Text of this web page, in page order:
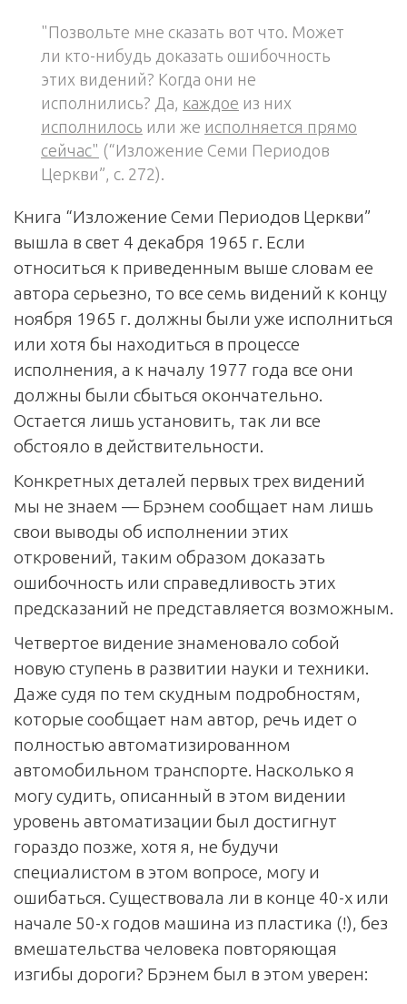
"Позвольте мне сказать вот что. Может
ли кто-нибудь доказать ошибочность
этих видений? Когда они не
исполнились? Да, каждое из них
исполнилось или же исполняется прямо
сейчас" (“Изложение Семи Периодов
Церкви”, с. 272).
Книга “Изложение Семи Периодов Церкви”
вышла в свет 4 декабря 1965 г. Если
относиться к приведенным выше словам ее
автора серьезно, то все семь видений к концу
ноября 1965 г. должны были уже исполниться
или хотя бы находиться в процессе
исполнения, а к началу 1977 года все они
должны были сбыться окончательно.
Остается лишь установить, так ли все
обстояло в действительности.
Конкретных деталей первых трех видений
мы не знаем — Брэнем сообщает нам лишь
свои выводы об исполнении этих
откровений, таким образом доказать
ошибочность или справедливость этих
предсказаний не представляется возможным.
Четвертое видение знаменовало собой
новую ступень в развитии науки и техники.
Даже судя по тем скудным подробностям,
которые сообщает нам автор, речь идет о
полностью автоматизированном
автомобильном транспорте. Насколько я
могу судить, описанный в этом видении
уровень автоматизации был достигнут
гораздо позже, хотя я, не будучи
специалистом в этом вопросе, могу и
ошибаться. Существовала ли в конце 40-х или
начале 50-х годов машина из пластика (!), без
вмешательства человека повторяющая
изгибы дороги? Брэнем был в этом уверен: